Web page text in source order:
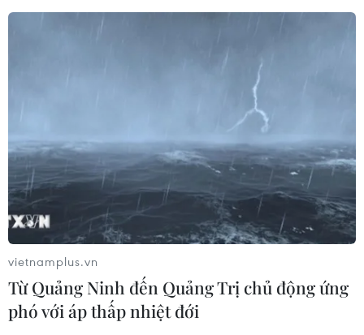
Xem thêm
CƠ QUAN CHỦ QUẢN: THÔNG TẤN XÃ VIỆT NAM
Tổng Biên tập: TRẦN TIẾN DUẨN
Phó Tổng Biên tập: NGUYỄN THỊ TÁM, KHÚC THANH
vietnamplus.vn
Từ Quảng Ninh đến Quảng Trị chủ động ứng
phó với áp thấp nhiệt đới